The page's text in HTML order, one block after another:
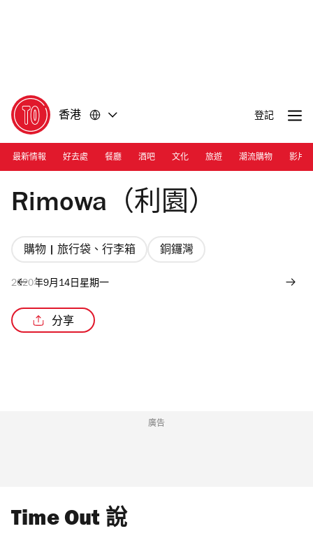
香港 登記
最新情報 好去處 餐廳 酒吧 文化 旅遊 潮流購物 影片
Photograph: Courtesy Rimowa
Rimowa（利園）
購物 | 旅行袋、行李箱 銅鑼灣
2020年9月14日星期一
分享
廣告
Time Out 說